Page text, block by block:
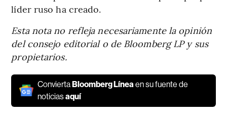
líder ruso ha creado.
Esta nota no refleja necesariamente la opinión
del consejo editorial o de Bloomberg LP y sus
propietarios.
ConviertaBloomberg Línea en su fuente de
noticiasaquí